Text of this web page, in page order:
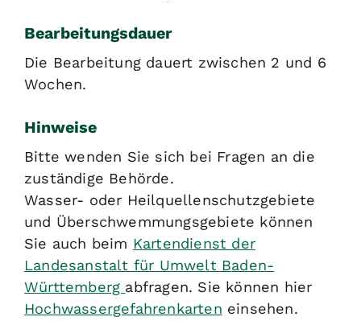
Bearbeitungsdauer
Die Bearbeitung dauert zwischen 2 und 6
Wochen.
Hinweise
Bitte wenden Sie sich bei Fragen an die
zuständige Behörde.
Wasser- oder Heilquellenschutzgebiete
und Überschwemmungsgebiete können
Sie auch beim Kartendienst der
Landesanstalt für Umwelt Baden-
Württemberg abfragen. Sie können hier
Hochwassergefahrenkarten einsehen.